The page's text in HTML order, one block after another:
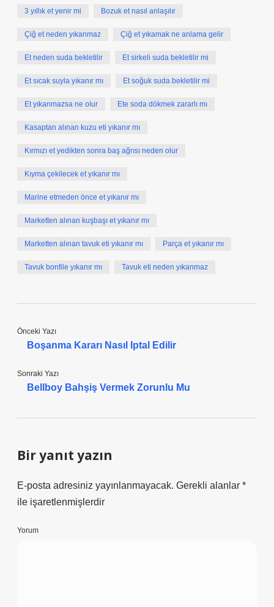
3 yıllık et yenir mi Bozuk et nasıl anlaşılır
Çiğ et neden yıkanmaz Çiğ et yıkamak ne anlama gelir
Et neden suda bekletilir Et sirkeli suda bekletilir mi
Et sıcak suyla yıkanır mı Et soğuk suda bekletilir mi
Et yıkanmazsa ne olur Ete soda dökmek zararlı mı
Kasaptan alınan kuzu eti yıkanır mı
Kırmızı et yedikten sonra baş ağrısı neden olur
Kıyma çekilecek et yıkanır mı
Marine etmeden önce et yıkanır mı
Marketten alınan kuşbaşı et yıkanır mı
Marketten alınan tavuk eti yıkanır mı Parça et yıkanır mı
Tavuk bonfile yıkanır mı Tavuk eti neden yıkanmaz
Önceki Yazı
Boşanma Kararı Nasıl Iptal Edilir
Sonraki Yazı
Bellboy Bahşiş Vermek Zorunlu Mu
Bir yanıt yazın
E-posta adresiniz yayınlanmayacak. Gerekli alanlar *
ile işaretlenmişlerdir
Yorum